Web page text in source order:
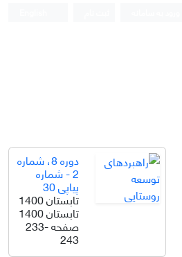
دوره 8، شماره
2 - شماره
پیاپی 30
تابستان 1400
تابستان 1400
صفحه233-
243